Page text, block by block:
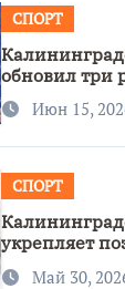
СПОРТ
обновил три
Июн 15,
СПОРТ
укрепляет
спортивного
Май 30,